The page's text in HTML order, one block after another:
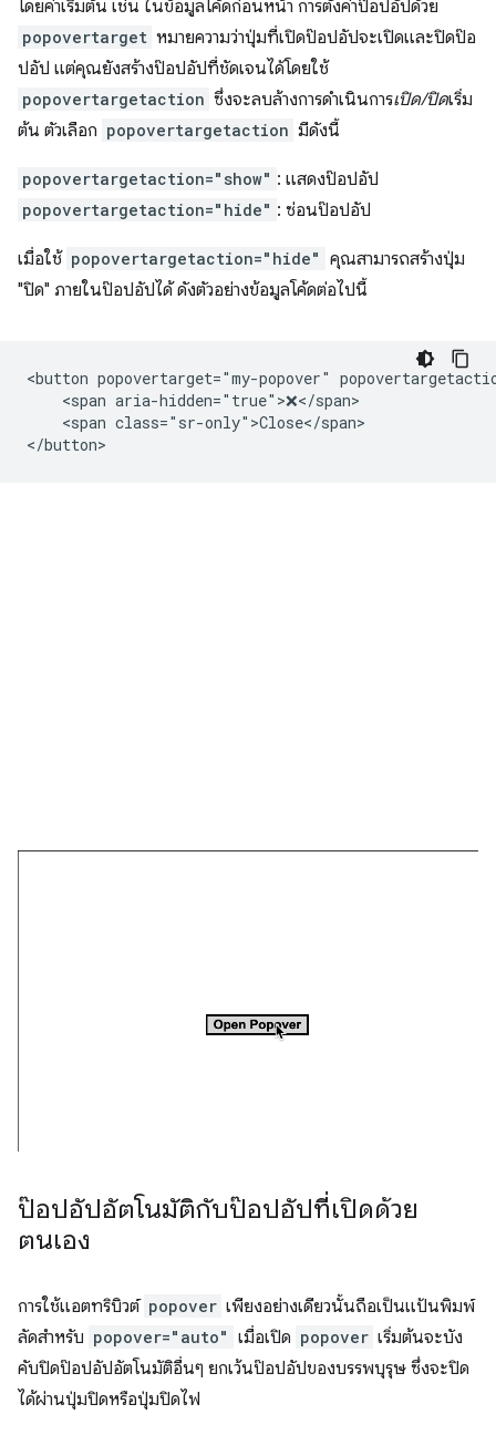
โดยค่าเริ่มต้น เช่น ในข้อมูลโค้ดก่อนหน้า การตั้งค่าป๊อปอัปด้วย
popovertarget หมายความว่าปุ่มที่เปิดป๊อปอัปจะเปิดและปิดป๊อ
ปอัป แต่คุณยังสร้างป๊อปอัปที่ชัดเจนได้โดยใช้
popovertargetaction ซึ่งจะลบล้างการดําเนินการเปิด/ปิดเริ่ม
ต้น ตัวเลือก popovertargetaction มีดังนี้
popovertargetaction="show" : แสดงป๊อปอัป
popovertargetaction="hide" : ซ่อนป๊อปอัป
เมื่อใช้ popovertargetaction="hide" คุณสามารถสร้างปุ่ม
"ปิด" ภายในป๊อปอัปได้ ดังตัวอย่างข้อมูลโค้ดต่อไปนี้
<button popovertarget="my-popover"
    <span aria-hidden="true">❌</span>
    <span class="sr-only">Close</span>
ป๊อปอัปอัตโนมัติกับป๊อปอัปที่เปิดด้วย
ตนเอง
การใช้แอตทริบิวต์ popover เพียงอย่างเดียวนั้นถือเป็นแป้นพิมพ์
ลัดสำหรับ popover="auto" เมื่อเปิด popover เริ่มต้นจะบัง
คับปิดป๊อปอัปอัตโนมัติอื่นๆ ยกเว้นป๊อปอัปของบรรพบุรุษ ซึ่งจะปิด
ได้ผ่านปุ่มปิดหรือปุ่มปิดไฟ